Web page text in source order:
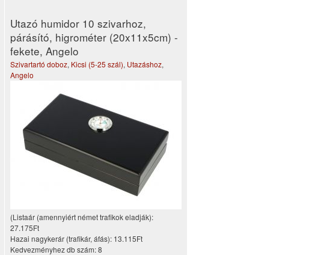
Utazó humidor 10 szivarhoz,
párásító, higrométer (20x11x5cm) -
fekete, Angelo
Szivartartó doboz, Kicsi (5-25 szál), Utazáshoz,
Angelo
(Listaár (amennyiért német trafikok eladják):
27.175Ft
Hazai nagykerár (trafikár, áfás): 13.115Ft
Kedvezményhez db szám:8